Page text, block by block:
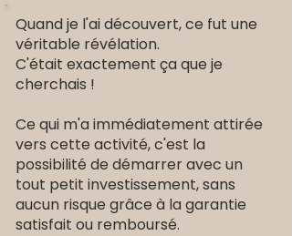
Quand je l'ai découvert, ce fut une
véritable révélation.
C'était exactement ça que je
cherchais !
Ce qui m'a immédiatement attirée
vers cette activité, c'est la
possibilité de démarrer avec un
tout petit investissement, sans
aucun risque grâce à la garantie
satisfait ou remboursé.